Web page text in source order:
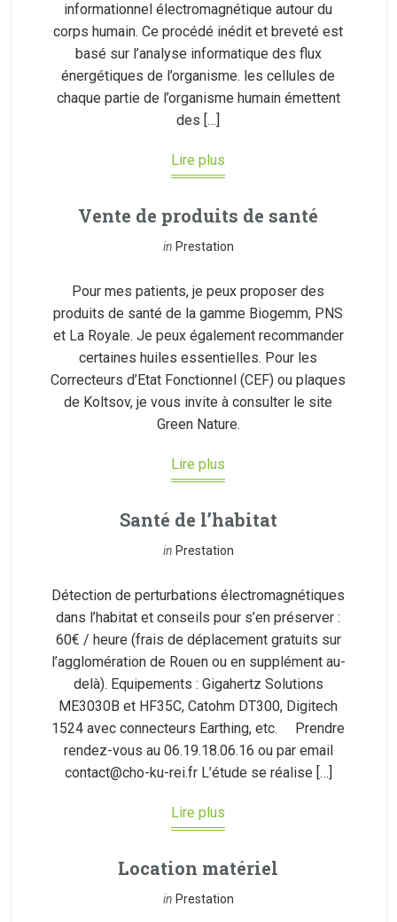
informationnel électromagnétique autour du
corps humain. Ce procédé inédit et breveté est
basé sur l’analyse informatique des flux
énergétiques de l’organisme. les cellules de
chaque partie de l’organisme humain émettent
des […]
Lire plus
Vente de produits de santé
in Prestation
Pour mes patients, je peux proposer des
produits de santé de la gamme Biogemm, PNS
et La Royale. Je peux également recommander
certaines huiles essentielles. Pour les
Correcteurs d’Etat Fonctionnel (CEF) ou plaques
de Koltsov, je vous invite à consulter le site
Green Nature.
Lire plus
Santé de l’habitat
in Prestation
Détection de perturbations électromagnétiques
dans l’habitat et conseils pour s’en préserver :
60€ / heure (frais de déplacement gratuits sur
l’agglomération de Rouen ou en supplément au-
delà). Equipements : Gigahertz Solutions
ME3030B et HF35C, Catohm DT300, Digitech
1524 avec connecteurs Earthing, etc. Prendre
rendez-vous au 06.19.18.06.16 ou par email
contact@cho-ku-rei.fr L’étude se réalise […]
Lire plus
Location matériel
in Prestation